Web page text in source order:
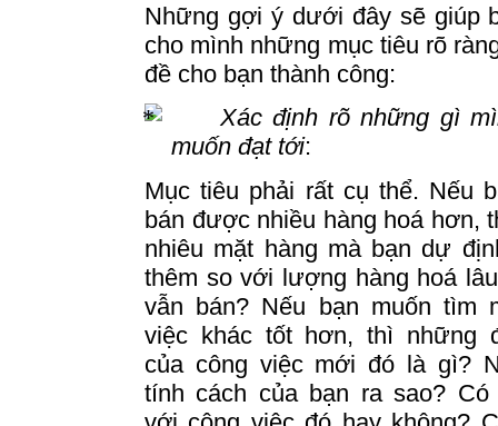
Những gợi ý dưới đây sẽ giúp
cho mình những mục tiêu rõ
đề cho bạn thành công:
Xác định rõ những gì
muốn đạt tới:
Mục tiêu phải rất cụ thể. Nếu
bán được nhiều hàng hoá hơn,
nhiêu mặt hàng mà bạn dự
thêm so với lượng hàng hoá
vẫn bán? Nếu bạn muốn tìm
việc khác tốt hơn, thì những
của công việc mới đó là gì?
tính cách của bạn ra sao? Có